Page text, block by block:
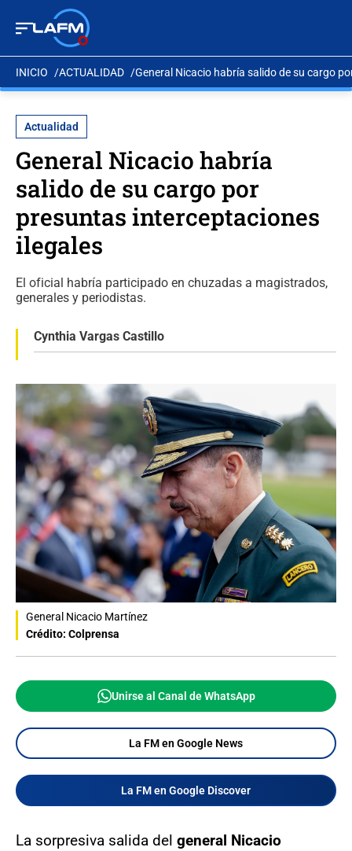
INICIO ACTUALIDAD General Nicacio habría salido de su cargo
Actualidad
General Nicacio habría
salido de su cargo por
presuntas interceptaciones
ilegales
El oficial habría participado en chuzadas a magistrados,
generales y periodistas.
Cynthia Vargas Castillo
General Nicacio Martínez
Crédito: Colprensa
Unirse al Canal de WhatsApp
La FM en Google News
La FM en Google Discover
La sorpresiva salida del general Nicacio